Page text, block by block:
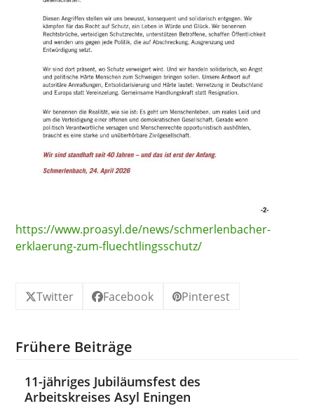
https://www.proasyl.de/news/schmerlenbacher-
erklaerung-zum-fluechtlingsschutz/
Twitter Facebook Pinterest
Frühere Beiträge
11-jähriges Jubiläumsfest des
Arbeitskreises Asyl Eningen